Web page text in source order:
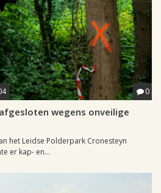
0
wegens onveilige
het Leidse Polderpark Cronesteyn
er kap- en...